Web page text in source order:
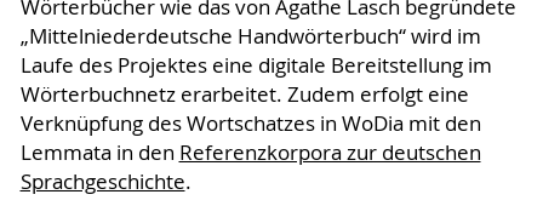
Wörterbücher wie das von Agathe Lasch begründete
„Mittelniederdeutsche Handwörterbuch“ wird im
Laufe des Projektes eine digitale Bereitstellung im
Wörterbuchnetz erarbeitet. Zudem erfolgt eine
Verknüpfung des Wortschatzes in WoDia mit den
Lemmata in den Referenzkorpora zur deutschen
Sprachgeschichte.